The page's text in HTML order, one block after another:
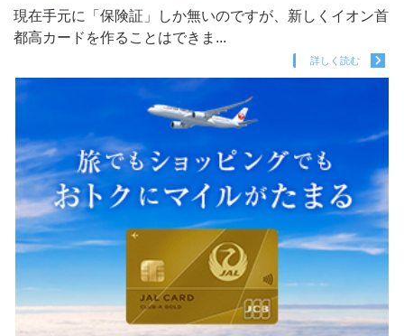
現在手元に「保険証」しか無いのですが、新しくイオン首
都高カードを作ることはできま...
詳しく読む